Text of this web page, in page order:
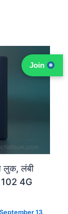
लुक, लंबी
4G
September 13,
Join